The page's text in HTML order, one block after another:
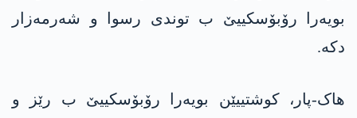
بویەرا رۆبۆسکییێ ب توندی رسوا و شەرمەزار
دکە.
ھاک-پار، کوشتییێن بویەرا رۆبۆسکییێ ب رێز و